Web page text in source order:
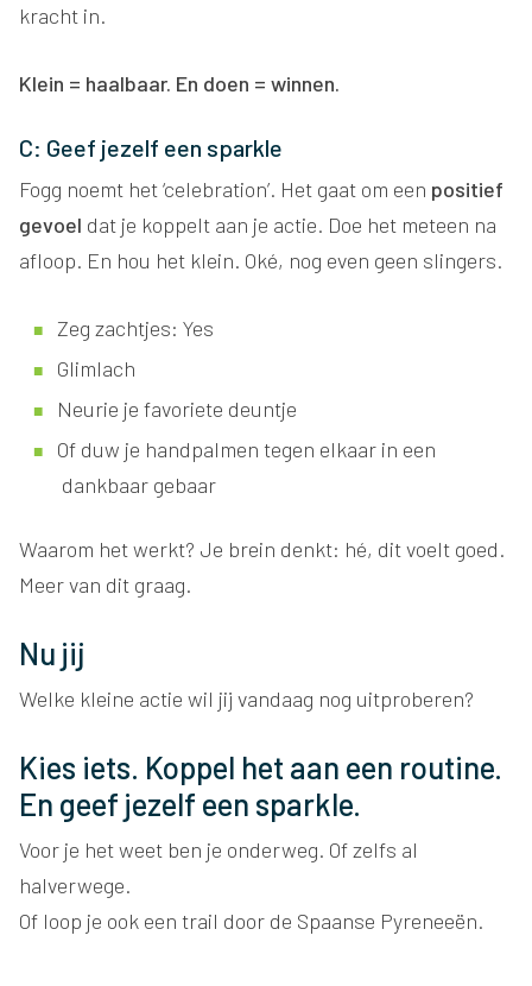
kracht in.
Klein = haalbaar. En doen = winnen.
C: Geef jezelf een sparkle
Fogg noemt het ‘celebration’. Het gaat om een positief
gevoel dat je koppelt aan je actie. Doe het meteen na
afloop. En hou het klein. Oké, nog even geen slingers.
Zeg zachtjes: Yes
Glimlach
Neurie je favoriete deuntje
Of duw je handpalmen tegen elkaar in een
dankbaar gebaar
Waarom het werkt? Je brein denkt: hé, dit voelt goed.
Meer van dit graag.
Nu jij
Welke kleine actie wil jij vandaag nog uitproberen?
Kies iets. Koppel het aan een routine.
En geef jezelf een sparkle.
Voor je het weet ben je onderweg. Of zelfs al
halverwege.
Of loop je ook een trail door de Spaanse Pyreneeën.